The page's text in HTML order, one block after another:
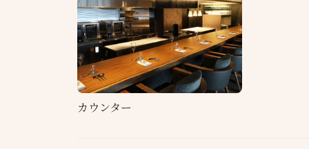
カウンター